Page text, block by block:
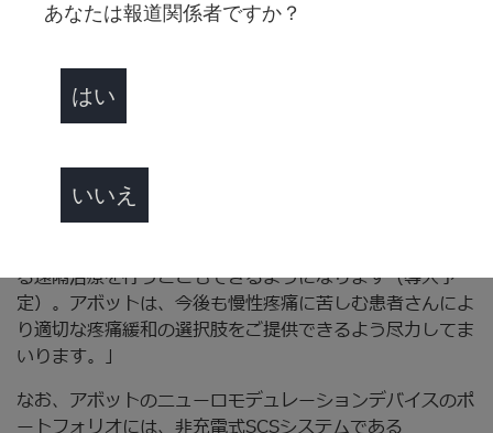
ボットでは、長年に渡り、慢性疼痛で苦しむ患者さんに最
ューションを提供してきました。このミッションを更に前
に進める為、Eternaは大変期待されるシステムとなりま
す。Eternaは小型の充電式脊髄刺激装置であることから
への負担を軽減します。また充電頻度も減ることから患者
さんのADL（日常生活動作）およびQOL向上にも大きく寄
与すると信じています。そして、近日中にはAppleデバイ
る遠隔治療を行うこともできるようになります（導入予
定）。アボットは、今後も慢性疼痛に苦しむ患者さんによ
り適切な疼痛緩和の選択肢をご提供できるよう尽力してま
いります。」
なお、アボットのニューロモデュレーションデバイスのポ
ートフォリオには、非充電式SCSシステムである
あなたは報道関係者ですか？
はい
いいえ